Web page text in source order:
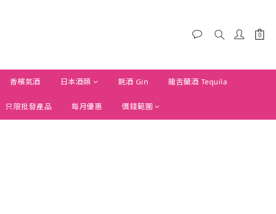
香檳氣酒 日本酒類 氈酒 Gin 龍舌蘭酒 Tequila
只限批發產品 每月優惠 價錢範圍